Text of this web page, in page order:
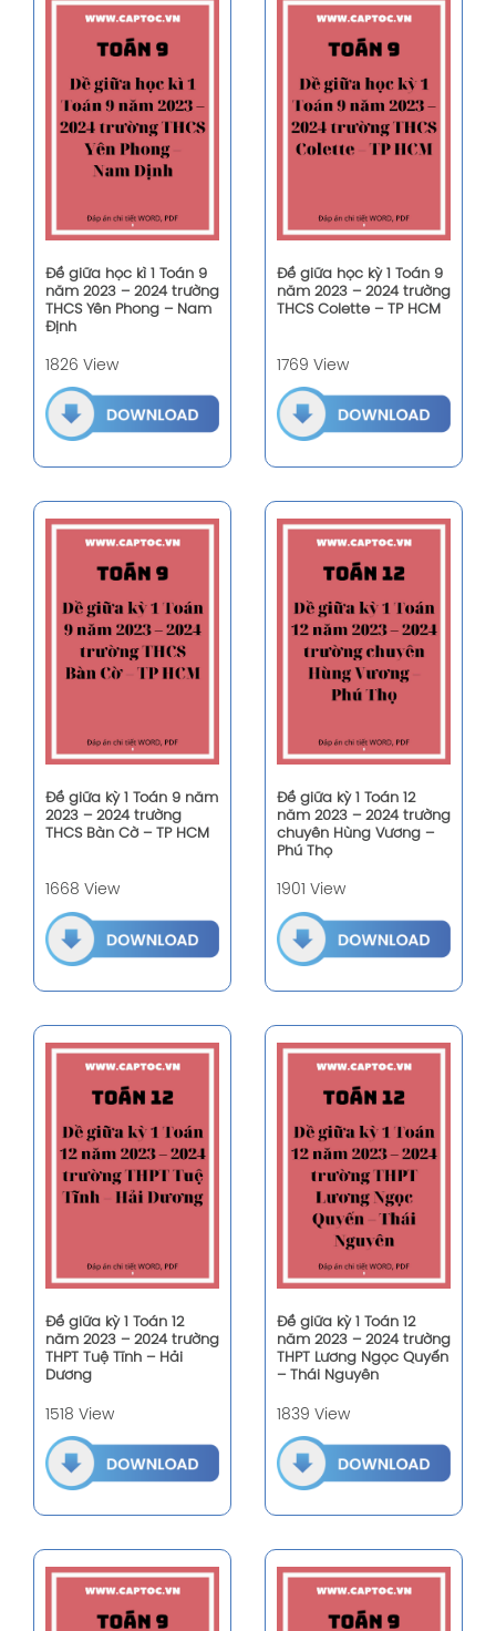
Đề giữa học kì 1 Toán 9
năm 2023 – 2024 trường
THCS Yên Phong – Nam
Định
1826 View
Đề giữa học kỳ 1 Toán 9
năm 2023 – 2024 trường
THCS Colette – TP HCM
1769 View
Đề giữa kỳ 1 Toán 9 năm
2023 – 2024 trường
THCS Bàn Cờ – TP HCM
1668 View
Đề giữa kỳ 1 Toán 12
năm 2023 – 2024 trường
chuyên Hùng Vương –
Phú Thọ
1901 View
Đề giữa kỳ 1 Toán 12
năm 2023 – 2024 trường
THPT Tuệ Tĩnh – Hải
Dương
1518 View
Đề giữa kỳ 1 Toán 12
năm 2023 – 2024 trường
THPT Lương Ngọc Quyến
– Thái Nguyên
1839 View